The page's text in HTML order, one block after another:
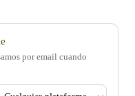
por email cuando